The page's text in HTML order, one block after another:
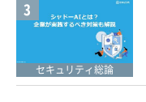
3
セキュリティ総論